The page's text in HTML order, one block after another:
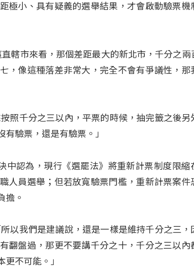
極小、具有疑義的選舉結果，才會啟動驗票機
轄市來看，那個差距最大的新北市，千分之兩
，像這種落差非常大，完全不會有爭議性，那
照千分之三以內，平票的時候，抽完籤之後另
驗票，還是有驗票。」
中認為，現行《選罷法》將重新計票制度限縮
人員選舉；但若放寬驗票門檻，重新計票案件
擔。
以我們是建議說，還是一樣是維持千分之三，
翻盤過，那更不要講千分之十，千分之三以內
不可能。」